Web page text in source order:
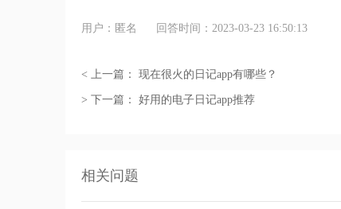
用户：匿名 回答时间：2023-03-23 16:50:13
< 上一篇： 现在很火的日记app有哪些？
> 下一篇： 好用的电子日记app推荐
相关问题